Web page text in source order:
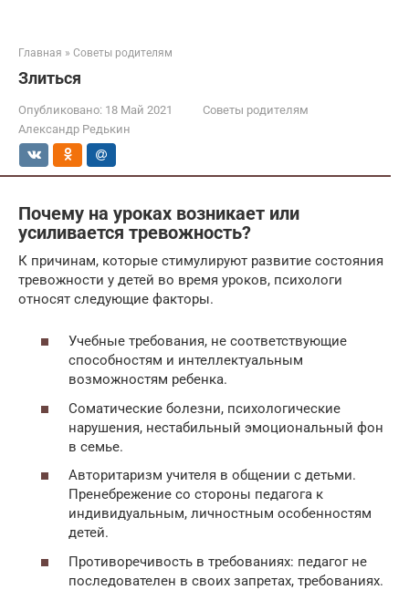
Главная » Советы родителям
Злиться
Опубликовано: 18 Май 2021
Советы родителям
Александр Редькин
Почему на уроках возникает или
усиливается тревожность?
К причинам, которые стимулируют развитие состояния
тревожности у детей во время уроков, психологи
относят следующие факторы.
Учебные требования, не соответствующие
способностям и интеллектуальным
возможностям ребенка.
Соматические болезни, психологические
нарушения, нестабильный эмоциональный фон
в семье.
Авторитаризм учителя в общении с детьми.
Пренебрежение со стороны педагога к
индивидуальным, личностным особенностям
детей.
Противоречивость в требованиях: педагог не
последователен в своих запретах, требованиях.